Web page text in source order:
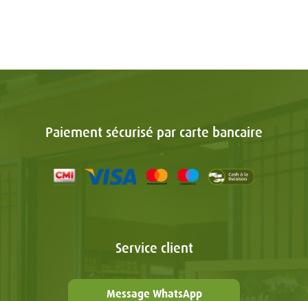
Paiement sécurisé par carte bancaire
Service client
Message WhatsApp